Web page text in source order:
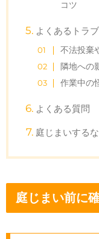
コツ
よくあるトラ
不法投棄
隣地への
作業中の
よくある質問
庭じまいする
庭じまい前に